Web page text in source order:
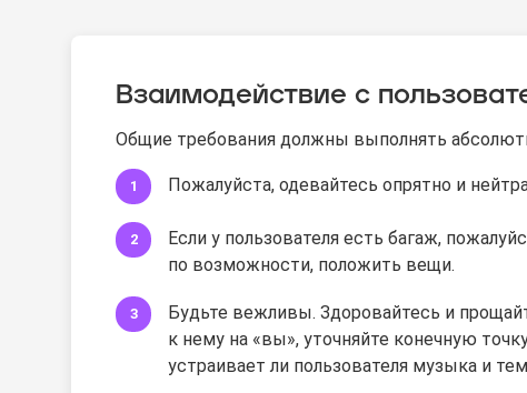
Взаимодействие с
Общие требования должны выполнять
Пожалуйста, одевайтесь опрятно и
Если у пользователя есть багаж,
по возможности, положить вещи.
Будьте вежливы. Здоровайтесь и
к нему на «вы», уточняйте конечную
устраивает ли пользователя музыка и